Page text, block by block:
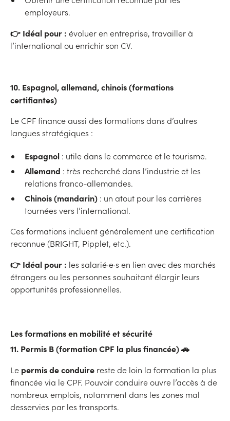
employeurs.
👉 Idéal pour : évoluer en entreprise, travailler à
l’international ou enrichir son CV.
10. Espagnol, allemand, chinois (formations
certifiantes)
Le CPF finance aussi des formations dans d’autres
langues stratégiques :
Espagnol : utile dans le commerce et le tourisme.
Allemand : très recherché dans l’industrie et les
relations franco-allemandes.
Chinois (mandarin) : un atout pour les carrières
tournées vers l’international.
Ces formations incluent généralement une certification
reconnue (BRIGHT, Pipplet, etc.).
👉 Idéal pour : les salarié·e·s en lien avec des marchés
étrangers ou les personnes souhaitant élargir leurs
opportunités professionnelles.
Les formations en mobilité et sécurité
11. Permis B (formation CPF la plus financée) 🚗
Le permis de conduire reste de loin la formation la plus
financée via le CPF. Pouvoir conduire ouvre l’accès à de
nombreux emplois, notamment dans les zones mal
desservies par les transports.